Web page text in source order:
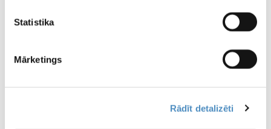
Statistika
Mārketings
Rādīt detalizēti
Sieviešu basketbola
izlase Zviedrijā
sāk ar uzvaru
U18
gūst vien
punktus
medaļām